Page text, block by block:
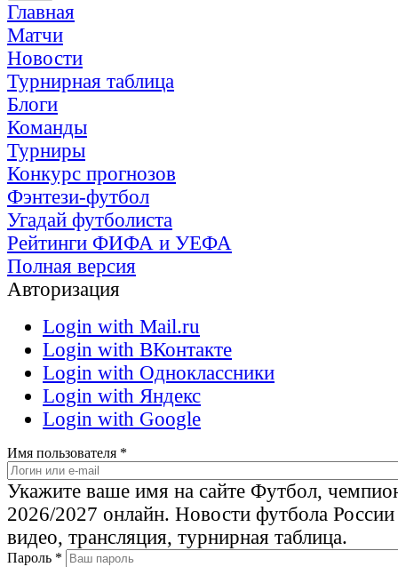
Главная
Матчи
Новости
Турнирная таблица
Блоги
Команды
Турниры
Конкурс прогнозов
Фэнтези-футбол
Угадай футболиста
Рейтинги ФИФА и УЕФА
Полная версия
Авторизация
Login with Mail.ru
Login with ВКонтакте
Login with Одноклассники
Login with Яндекс
Login with Google
Имя пользователя *
Укажите ваше имя на сайте Футбол,
2026/2027 онлайн. Новости футбола
видео, трансляция, турнирная таблица.
Пароль *